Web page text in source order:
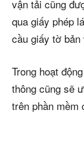
vận tải cũng
qua giấy phép
cầu giấy tờ bản
Trong hoạt
thông cũng sẽ
trên phần mềm